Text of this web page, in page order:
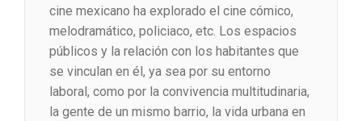
cine mexicano ha explorado el cine cómico,
melodramático, policiaco, etc. Los espacios
públicos y la relación con los habitantes que
se vinculan en él, ya sea por su entorno
laboral, como por la convivencia multitudinaria,
la gente de un mismo barrio, la vida urbana en